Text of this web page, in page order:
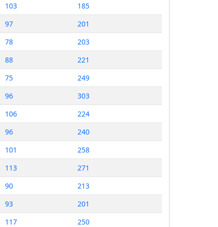
103
185
97
201
78
203
88
221
75
249
96
303
106
224
96
240
101
258
113
271
90
213
93
201
117
250